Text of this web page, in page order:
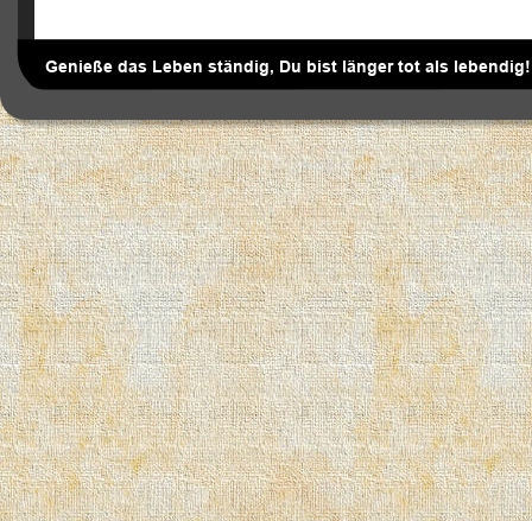
Genieße das Leben ständig, Du bist länger tot als lebendig!